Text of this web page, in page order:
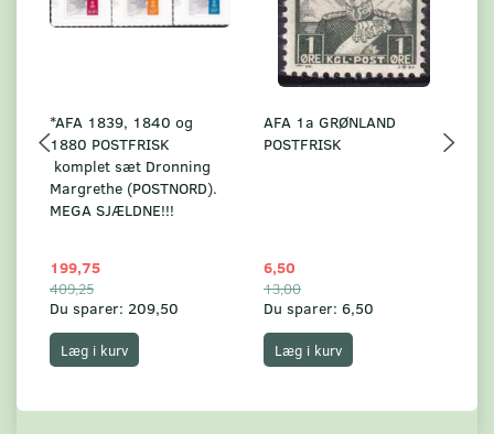
*AFA 1839, 1840 og
1880 POSTFRISK
komplet sæt Dronning
Margrethe (POSTNORD).
MEGA SJÆLDNE!!!
199,75
409,25
Du sparer: 209,50
Læg i kurv
AFA 1a GRØNLAND
POSTFRISK
6,50
13,00
Du sparer: 6,50
Læg i kurv